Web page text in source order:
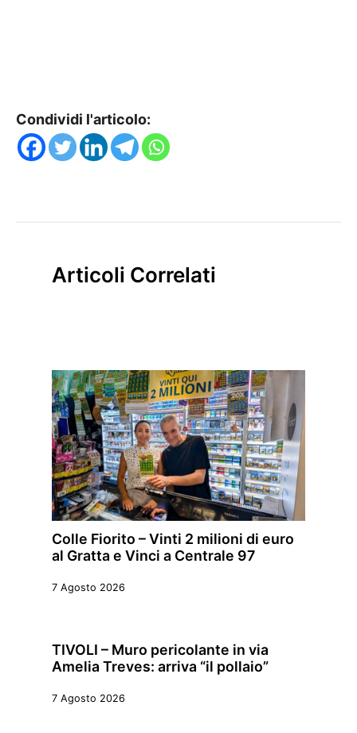
Condividi l'articolo:
Articoli Correlati
Colle Fiorito – Vinti 2 milioni di euro
al Gratta e Vinci a Centrale 97
7 Agosto 2026
TIVOLI – Muro pericolante in via
Amelia Treves: arriva “il pollaio”
7 Agosto 2026